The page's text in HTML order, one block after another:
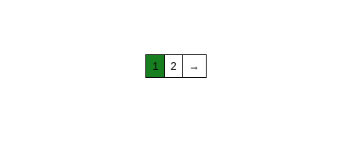
1 2 →